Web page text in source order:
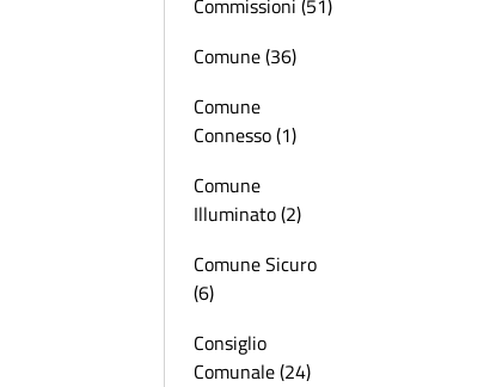
Commissioni (51)
Comune (36)
Comune
Connesso (1)
Comune
Illuminato (2)
Comune Sicuro
(6)
Consiglio
Comunale (24)